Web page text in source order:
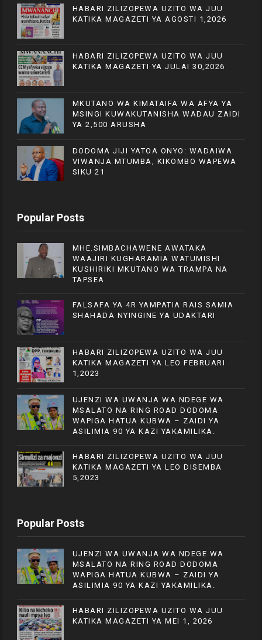
HABARI ZILIZOPEWA UZITO WA JUU
KATIKA MAGAZETI YA AGOSTI 1,2026
HABARI ZILIZOPEWA UZITO WA JUU
KATIKA MAGAZETI YA JULAI 30,2026
MKUTANO WA KIMATAIFA WA AFYA YA
MSINGI KUWAKUTANISHA WADAU ZAIDI
YA 2,500 ARUSHA
DODOMA JIJI YATOA ONYO: WADAIWA
VIWANJA MTUMBA, KIKOMBO WAPEWA
SIKU 21
Popular Posts
MHE.SIMBACHAWENE AWATAKA
WAAJIRI KUGHARAMIA WATUMISHI
KUSHIRIKI MKUTANO WA TRAMPA NA
TAPSEA
FALSAFA YA 4R YAMPATIA RAIS SAMIA
SHAHADA NYINGINE YA UDAKTARI
HABARI ZILIZOPEWA UZITO WA JUU
KATIKA MAGAZETI YA LEO FEBRUARI
1,2023
UJENZI WA UWANJA WA NDEGE WA
MSALATO NA RING ROAD DODOMA
WAPIGA HATUA KUBWA – ZAIDI YA
ASILIMIA 90 YA KAZI YAKAMILIKA.
HABARI ZILIZOPEWA UZITO WA JUU
KATIKA MAGAZETI YA LEO DISEMBA
5,2023
Popular Posts
UJENZI WA UWANJA WA NDEGE WA
MSALATO NA RING ROAD DODOMA
WAPIGA HATUA KUBWA – ZAIDI YA
ASILIMIA 90 YA KAZI YAKAMILIKA.
HABARI ZILIZOPEWA UZITO WA JUU
KATIKA MAGAZETI YA MEI 1, 2026